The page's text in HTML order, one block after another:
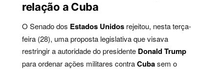
relação a Cuba
O Senado dos Estados Unidos rejeitou, nesta terça-
feira (28), uma proposta legislativa que visava
restringir a autoridade do presidente Donald Trump
para ordenar ações militares contraCubasem o